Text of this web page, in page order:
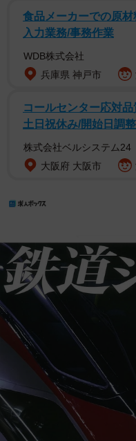
食品メーカーでの原
入力業務/事務作業
WDB株式会社
兵庫県 神戸市
コールセンター応対
土日祝休み/開始日調
株式会社ベルシステム24
大阪府 大阪市